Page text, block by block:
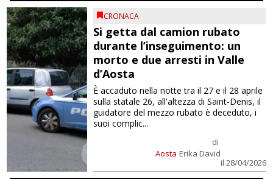
CRONACA
Si getta dal camion rubato
durante l’inseguimento: un
morto e due arresti in Valle
d’Aosta
Aosta
di
Erika David
il 28/04/2026
È accaduto nella notte tra il 27 e il 28 aprile
sulla statale 26, all'altezza di Saint-Denis, il
guidatore del mezzo rubato è deceduto, i
suoi complic...